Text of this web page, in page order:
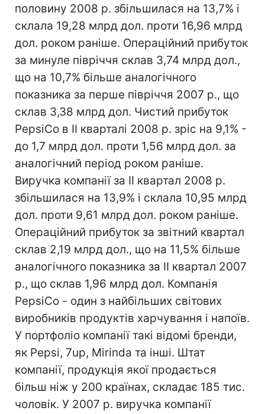
половину 2008 р. збільшилася на 13,7% і
склала 19,28 млрд дол. проти 16,96 млрд
дол. роком раніше. Операційний прибуток
за минуле півріччя склав 3,74 млрд дол.,
що на 10,7% більше аналогічного
показника за перше півріччя 2007 р., що
склав 3,38 млрд дол. Чистий прибуток
PepsiCo в II кварталі 2008 р. зріс на 9,1% -
до 1,7 млрд дол. проти 1,56 млрд дол. за
аналогічний період роком раніше.
Виручка компанії за II квартал 2008 р.
збільшилася на 13,9% і склала 10,95 млрд
дол. проти 9,61 млрд дол. роком раніше.
Операційний прибуток за звітний квартал
склав 2,19 млрд дол., що на 11,5% більше
аналогічного показника за II квартал 2007
р., що склав 1,96 млрд дол. Компанія
PepsiCo - один з найбільших світових
виробників продуктів харчування і напоїв.
У портфоліо компанії такі відомі бренди,
як Pepsi, 7up, Mirinda та інші. Штат
компанії, продукція якої продається
більш ніж у 200 країнах, складає 185 тис.
чоловік. У 2007 р. виручка компанії